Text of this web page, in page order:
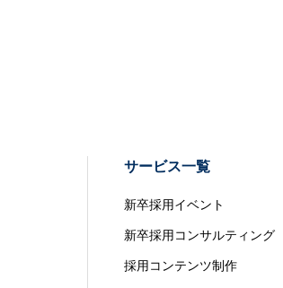
サービス一覧
新卒採用イベント
新卒採用コンサルティング
採用コンテンツ制作